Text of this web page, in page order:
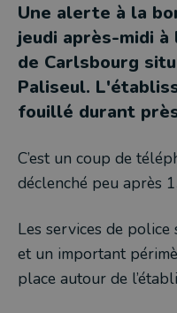
Une alerte à la
jeudi après-midi à
de Carlsbourg
Paliseul.
fouillé durant
C’est un coup de
déclenché peu après
Les services de
et un important
place autour de